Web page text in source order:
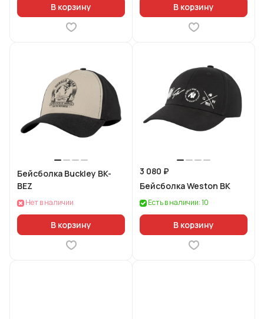
В корзину В корзину
Бейсболка Buckley BK-
BEZ
Нет в наличии
В корзину
3 080 ₽
Бейсболка Weston BK
Есть в наличии: 10
В корзину